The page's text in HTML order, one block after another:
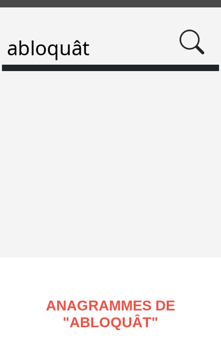
ANAGRAMMES DE
"ABLOQUÂT"